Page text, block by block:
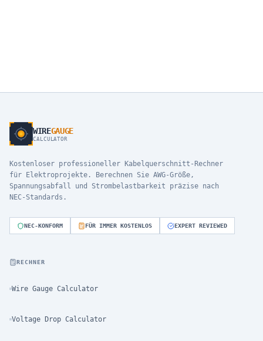
WIREGAUGE
CALCULATOR
Kostenloser professioneller Kabelquerschnitt-Rechner
für Elektroprojekte. Berechnen Sie AWG-Größe,
Spannungsabfall und Strombelastbarkeit präzise nach
NEC-Standards.
NEC-KONFORM FÜR IMMER KOSTENLOS EXPERT REVIEWED
RECHNER
Wire Gauge Calculator
Voltage Drop Calculator